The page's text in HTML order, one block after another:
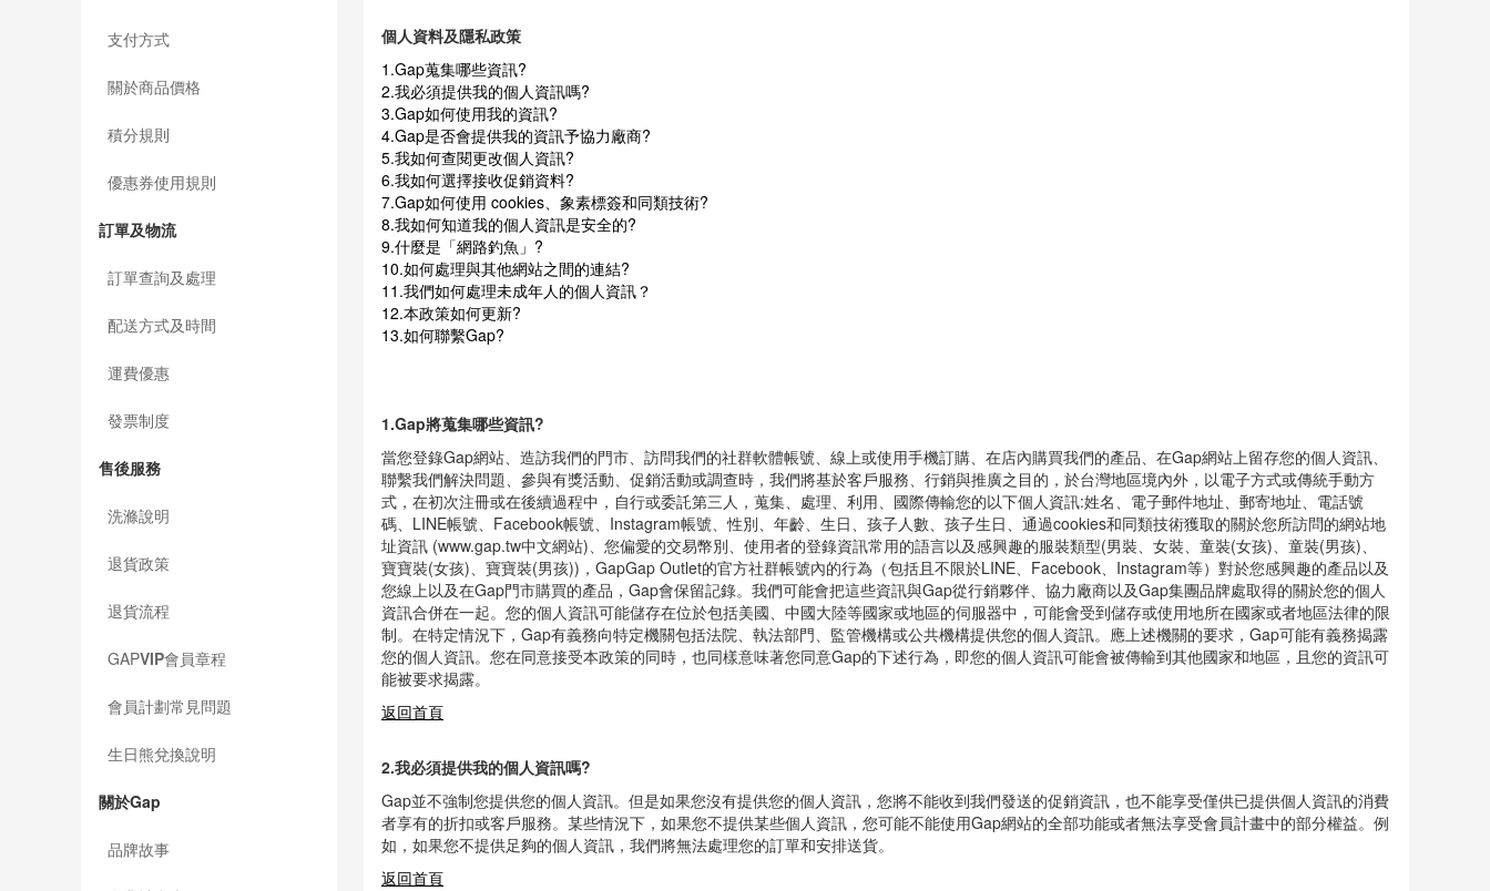
購買方式及流程
支付方式
關於商品價格
積分規則
優惠券使用規則
訂單及物流
訂單查詢及處理
配送方式及時間
運費優惠
發票制度
售後服務
洗滌說明
退貨政策
退貨流程
GAPVIP會員章程
會員計劃常見問題
生日熊兌換說明
關於Gap
下面「如何聯繫Gap」部分提供的聯繫資訊聯繫我們。
個人資料及隱私政策
1.Gap蒐集哪些資訊?
2.我必須提供我的個人資訊嗎?
3.Gap如何使用我的資訊?
4.Gap是否會提供我的資訊予協力廠商?
5.我如何查閱更改個人資訊?
6.我如何選擇接收促銷資料?
7.Gap如何使用 cookies、象素標簽和同類技術?
8.我如何知道我的個人資訊是安全的?
9.什麼是「網路釣魚」?
10.如何處理與其他網站之間的連結?
11.我們如何處理未成年人的個人資訊？
1.Gap將蒐集哪些資訊?
當您登錄Gap網站、造訪我們的門市、訪問我們的社群軟體帳號、線上或使用手機訂購、在店內購買我們的產品、在Gap網站上留存您的個人資訊、
聯繫我們解決問題、參與有獎活動、促銷活動或調查時，我們將基於客戶服務、行銷與推廣之目的，於台灣地區境內外，以電子方式或傳統手動方
式，在初次注冊或在後續過程中，自行或委託第三人，蒐集、處理、利用、國際傳輸您的以下個人資訊:姓名、電子郵件地址、郵寄地址、電話號
碼、LINE帳號、Facebook帳號、Instagram帳號、性別、年齡、生日、孩子人數、孩子生日、通過cookies和同類技術獲取的關於您所訪問的網站地
址資訊 (www.gap.tw中文網站)、您偏愛的交易幣別、使用者的登錄資訊常用的語言以及感興趣的服裝類型(男裝、女裝、童裝(女孩)、童裝(男孩)、
寶寶裝(女孩)、寶寶裝(男孩))，GapGap Outlet的官方社群帳號內的行為（包括且不限於LINE、Facebook、Instagram等）對於您感興趣的產品以及
您線上以及在Gap門市購買的產品，Gap會保留記錄。我們可能會把這些資訊與Gap從行銷夥伴、協力廠商以及Gap集團品牌處取得的關於您的個人
資訊合併在一起。您的個人資訊可能儲存在位於包括美國、中國大陸等國家或地區的伺服器中，可能會受到儲存或使用地所在國家或者地區法律的限
制。在特定情況下，Gap有義務向特定機關包括法院、執法部門、監管機構或公共機構提供您的個人資訊。應上述機關的要求，Gap可能有義務揭露
您的個人資訊。您在同意接受本政策的同時，也同樣意味著您同意Gap的下述行為，即您的個人資訊可能會被傳輸到其他國家和地區，且您的資訊可
能被要求揭露。
返回首頁
2.我必須提供我的個人資訊嗎?
Gap並不強制您提供您的個人資訊。但是如果您沒有提供您的個人資訊，您將不能收到我們發送的促銷資訊，也不能享受僅供已提供個人資訊的消費
者享有的折扣或客戶服務。某些情況下，如果您不提供某些個人資訊，您可能不能使用Gap網站的全部功能或者無法享受會員計畫中的部分權益。例